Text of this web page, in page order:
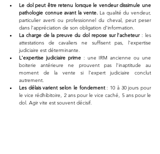
Le dol peut être retenu lorsque le vendeur dissimule une
pathologie connue avant la vente. La qualité du vendeur,
particulier averti ou professionnel du cheval, peut peser
dans l'appréciation de son obligation d'information.
La charge de la preuve du dol repose sur l'acheteur : les
attestations de cavaliers ne suffisent pas, l'expertise
judiciaire est déterminante.
L'expertise judiciaire prime : une IRM ancienne ou une
boiterie antérieure ne prouvent pas l'inaptitude au
moment de la vente si l'expert judiciaire conclut
autrement.
Les délais varient selon le fondement : 10 à 30 jours pour
le vice rédhibitoire, 2 ans pour le vice caché, 5 ans pour le
dol. Agir vite est souvent décisif.